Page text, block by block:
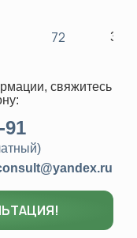
72
свяжитесь
91